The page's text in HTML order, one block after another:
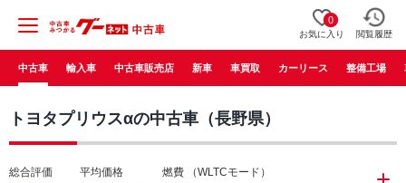
0
お気に入り 閲覧履歴
中古車 輸入車 中古車販売店 新車 車買取 カーリース 整備工場
トヨタプリウスαの中古車（長野県）
総合評価 平均価格 燃費 （WLTCモード）